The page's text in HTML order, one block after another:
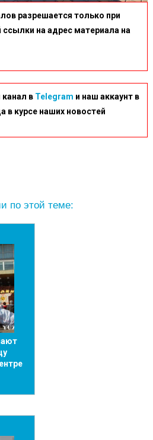
разрешается только при
на адрес материала на
в Telegram и наш аккаунт в
в курсе наших новостей
по этой теме: